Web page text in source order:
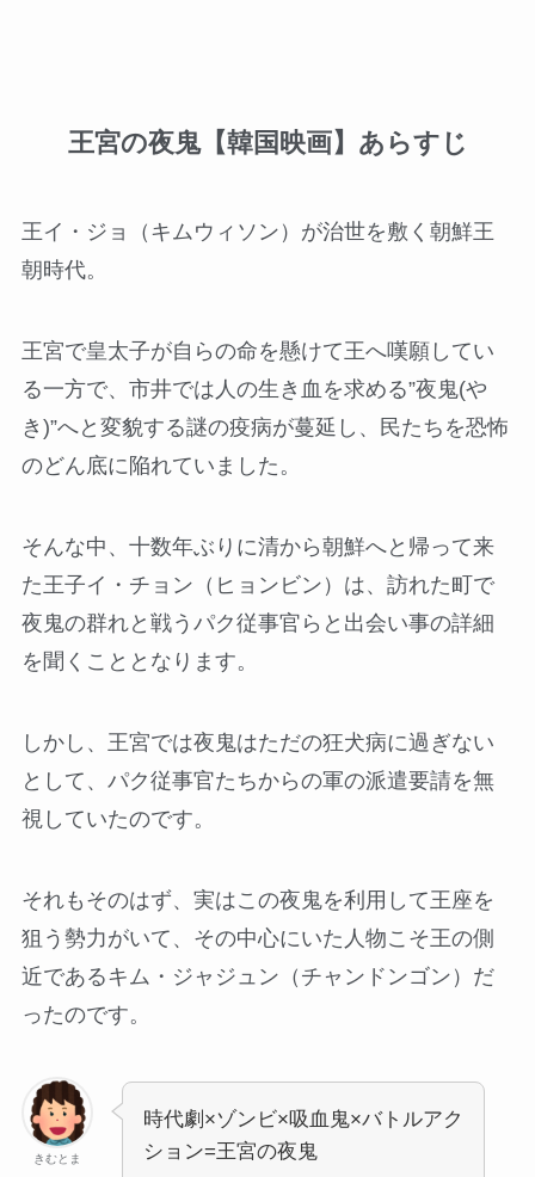
王宮の夜鬼【韓国映画】あらすじ
王イ・ジョ（キムウィソン）が治世を敷く朝鮮王
朝時代。
王宮で皇太子が自らの命を懸けて王へ嘆願してい
る一方で、市井では人の生き血を求める”夜鬼(や
き)”へと変貌する謎の疫病が蔓延し、民たちを恐怖
のどん底に陥れていました。
そんな中、十数年ぶりに清から朝鮮へと帰って来
た王子イ・チョン（ヒョンビン）は、訪れた町で
夜鬼の群れと戦うパク従事官らと出会い事の詳細
を聞くこととなります。
しかし、王宮では夜鬼はただの狂犬病に過ぎない
として、パク従事官たちからの軍の派遣要請を無
視していたのです。
それもそのはず、実はこの夜鬼を利用して王座を
狙う勢力がいて、その中心にいた人物こそ王の側
近であるキム・ジャジュン（チャンドンゴン）だ
ったのです。
きむとま
時代劇×ゾンビ×吸血鬼×バトルアク
ション=王宮の夜鬼